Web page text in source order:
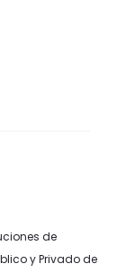
de
y Privado de